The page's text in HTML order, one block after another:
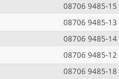
08706 9485-15
08706 9485-13
08706 9485-14
08706 9485-12
08706 9485-18